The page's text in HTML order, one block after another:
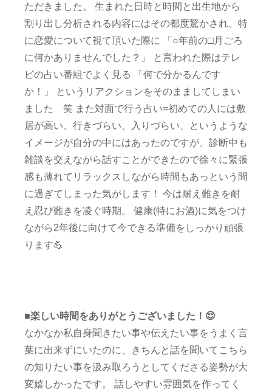
ただきました。 生まれた日時と時間と出生地から
割り出し分析される内容にはその都度驚かされ、特
に恋愛について視て頂いた際に 「○年前の□月ごろ
に何かありませんでした？」 と言われた際はテレ
ビの占い番組でよく見る 「何で分かるんです
か！」 というリアクションをそのまましてしまい
ました 笑 また対面で行う占い=初めての人には敷
居が高い、行きづらい、入りづらい、というような
イメージが自分の中にはあったのですが、診断中も
雑談を交えながら話すことができたので徐々に緊張
感も薄れてリラックスしながら時間もあっという間
に過ぎてしまった気がします！ 今は耐え難きを耐
え忍び難きを凌ぐ時期。 健康(特にお酒)に気をつけ
ながら2年後に向けて今できる準備をしっかり頑張
ります💪
■楽しい時間をありがとうございました！😌
なかなか私自身聞きたい事や伝えたい事をうまく言
葉に出来ずにいたのに、きちんと話を聞いてこちら
の知りたい事を汲み取ろうとしてくださる姿勢が大
変嬉しかったです。 話しやすい雰囲気を作ってく